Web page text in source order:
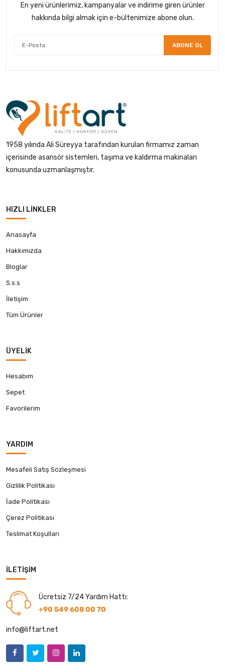
En yeni ürünlerimiz, kampanyalar ve indirime giren ürünler
hakkında bilgi almak için e-bültenimize abone olun.
ABONE OL
1958 yılında Ali Süreyya tarafından kurulan firmamız zaman
içerisinde asansör sistemleri, taşıma ve kaldırma makinaları
konusunda uzmanlaşmıştır.
HIZLI LINKLER
Anasayfa
Hakkımızda
Bloglar
S.s.s
İletişim
Tüm Ürünler
ÜYELIK
Hesabım
Sepet
Favorilerim
YARDIM
Mesafeli Satış Sözleşmesi
Gizlilik Politikası
İade Politikası
Çerez Politikası
Teslimat Koşulları
İLETIŞIM
Ücretsiz 7/24 Yardım Hattı:
+90 549 608 00 70
info@liftart.net